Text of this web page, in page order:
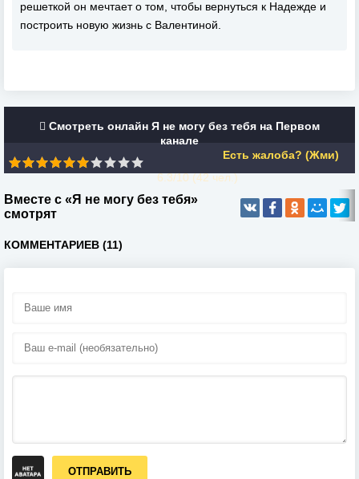
решеткой он мечтает о том, чтобы вернуться к Надежде и
построить новую жизнь с Валентиной.
Смотреть онлайн Я не могу без тебя на Первом
канале
Есть жалоба? (Жми)
6.3/10 (42чел.)
Вместе с «Я не могу без тебя»
смотрят
КОММЕНТАРИЕВ (11)
ОТПРАВИТЬ